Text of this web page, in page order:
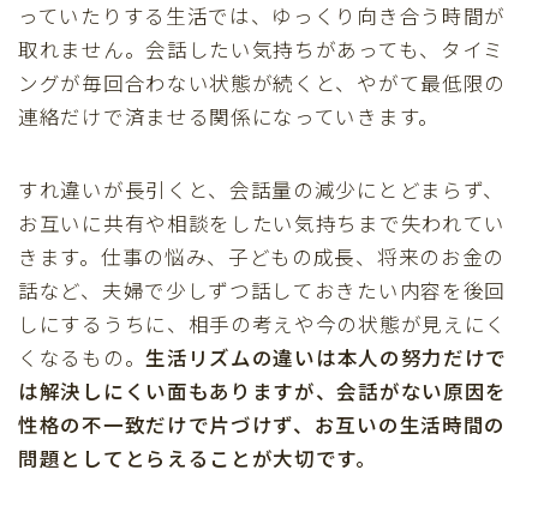
っていたりする生活では、ゆっくり向き合う時間が
取れません。会話したい気持ちがあっても、タイミ
ングが毎回合わない状態が続くと、やがて最低限の
連絡だけで済ませる関係になっていきます。
すれ違いが長引くと、会話量の減少にとどまらず、
お互いに共有や相談をしたい気持ちまで失われてい
きます。仕事の悩み、子どもの成長、将来のお金の
話など、夫婦で少しずつ話しておきたい内容を後回
しにするうちに、相手の考えや今の状態が見えにく
くなるもの。生活リズムの違いは本人の努力だけで
は解決しにくい面もありますが、会話がない原因を
性格の不一致だけで片づけず、お互いの生活時間の
問題としてとらえることが大切です。